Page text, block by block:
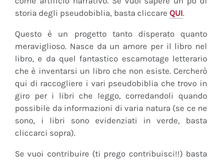
storia degli pseudobiblia, basta cliccare QUI.
Questo è un progetto tanto disperato quanto
meraviglioso. Nasce da un amore per il libro nel
libro, e da quel fantastico escamotage letterario
che è inventarsi un libro che non esiste. Cercherò
qui di raccogliere i vari pseudobiblia che trovo in
giro per i libri che leggo, corredandoli quando
possibile da informazioni di varia natura (se ce ne
sono, i libri sono evidenziati in verde, basta
cliccarci sopra).
Se vuoi contribuire (ti prego contribuisci!!) basta